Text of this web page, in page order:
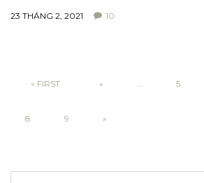
23 THÁNG 2, 2021 10
« FIRST « 5
8 9 »